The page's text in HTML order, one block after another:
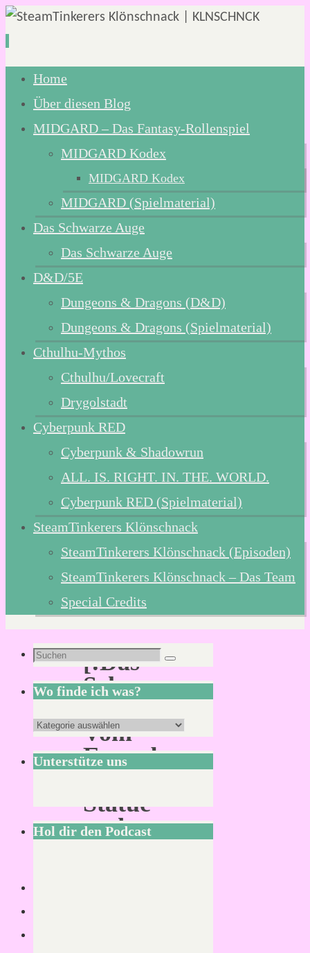
Zum
Inhalt
springen
Home
Über diesen Blog
MIDGARD – Das Fantasy-Rollenspiel
MIDGARD Kodex
MIDGARD Kodex
MIDGARD (Spielmaterial)
Das Schwarze Auge
Das Schwarze Auge
D&D/5E
Dungeons & Dragons (D&D)
Dungeons & Dragons (Spielmaterial)
Cthulhu-Mythos
Cthulhu/Lovecraft
Drygolstadt
Cyberpunk RED
Cyberpunk & Shadowrun
ALL. IS. RIGHT. IN. THE. WORLD.
Cyberpunk RED (Spielmaterial)
SteamTinkerers Klönschnack
SteamTinkerers Klönschnack (Episoden)
SteamTinkerers Klönschnack – Das Team
Special Credits
[:Das
Schwarze
Auge:]
Vom
Erwerb
Statue
und
Suchen
nach:
Suchen
Wo finde ich was?
Wo
finde
ich
Unterstütze uns
Hol dir den Podcast